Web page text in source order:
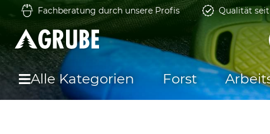
Fachberatung durch unsere Profis Qualität
Alle Kategorien Forst